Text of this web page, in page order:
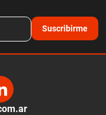
Suscribirme